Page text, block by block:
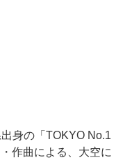
身の「TOKYO No.1
作曲による、大空に